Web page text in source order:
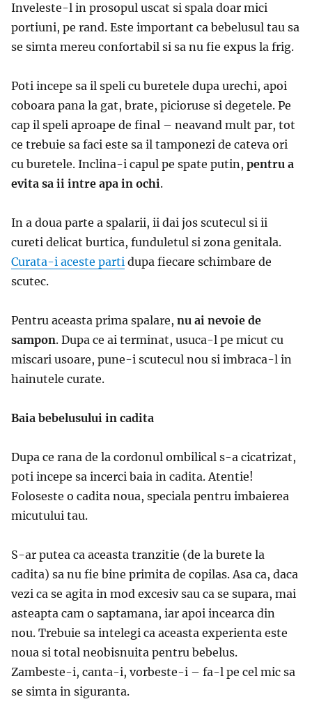
Inveleste-l in prosopul uscat si spala doar mici
portiuni, pe rand. Este important ca bebelusul tau sa
se simta mereu confortabil si sa nu fie expus la frig.
Poti incepe sa il speli cu buretele dupa urechi, apoi
coboara pana la gat, brate, picioruse si degetele. Pe
cap il speli aproape de final – neavand mult par, tot
ce trebuie sa faci este sa il tamponezi de cateva ori
cu buretele. Inclina-i capul pe spate putin, pentru a
evita sa ii intre apa in ochi.
In a doua parte a spalarii, ii dai jos scutecul si ii
cureti delicat burtica, funduletul si zona genitala.
Curata-i aceste parti dupa fiecare schimbare de
scutec.
Pentru aceasta prima spalare, nu ai nevoie de
sampon. Dupa ce ai terminat, usuca-l pe micut cu
miscari usoare, pune-i scutecul nou si imbraca-l in
hainutele curate.
Baia bebelusului in cadita
Dupa ce rana de la cordonul ombilical s-a cicatrizat,
poti incepe sa incerci baia in cadita. Atentie!
Foloseste o cadita noua, speciala pentru imbaierea
micutului tau.
S-ar putea ca aceasta tranzitie (de la burete la
cadita) sa nu fie bine primita de copilas. Asa ca, daca
vezi ca se agita in mod excesiv sau ca se supara, mai
asteapta cam o saptamana, iar apoi incearca din
nou. Trebuie sa intelegi ca aceasta experienta este
noua si total neobisnuita pentru bebelus.
Zambeste-i, canta-i, vorbeste-i – fa-l pe cel mic sa
se simta in siguranta.